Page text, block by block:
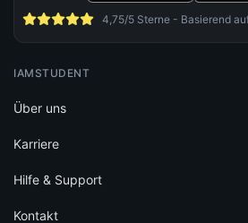
4,75/5 Sterne - Basierend
IAMSTUDENT
Über uns
Karriere
Hilfe & Support
Kontakt